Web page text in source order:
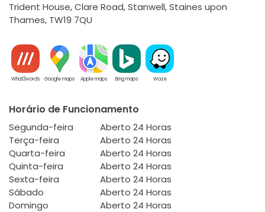
Trident House, Clare Road, Stanwell, Staines upon
Thames, TW19 7QU
What3words Google maps Apple maps Bing maps Waze
Horário de Funcionamento
Segunda-feira
Aberto 24 Horas
Terça-feira
Aberto 24 Horas
Quarta-feira
Aberto 24 Horas
Quinta-feira
Aberto 24 Horas
Sexta-feira
Aberto 24 Horas
Sábado
Aberto 24 Horas
Domingo
Aberto 24 Horas